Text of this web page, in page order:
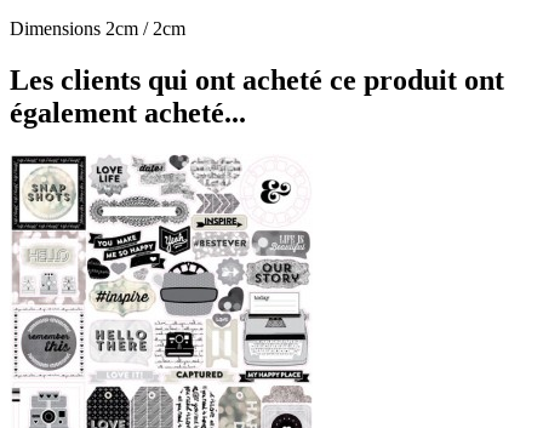
Dimensions 2cm / 2cm
Les clients qui ont acheté ce produit ont
également acheté...